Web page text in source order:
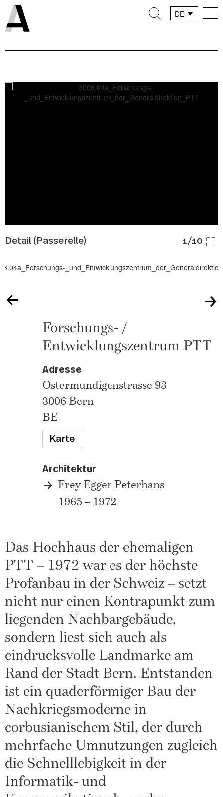
DE
Detail (Passerelle) 1/10
Forschungs- /
Entwicklungszentrum PTT
Adresse
Ostermundigenstrasse 93
3006 Bern
BE
Karte
Architektur
Frey Egger Peterhans
1965 – 1972
Das Hochhaus der ehemaligen
PTT – 1972 war es der höchste
Profanbau in der Schweiz – setzt
nicht nur einen Kontrapunkt zum
liegenden Nachbargebäude,
sondern liest sich auch als
eindrucksvolle Landmarke am
Rand der Stadt Bern. Entstanden
ist ein quaderförmiger Bau der
Nachkriegsmoderne in
corbusianischem Stil, der durch
mehrfache Umnutzungen zugleich
die Schnelllebigkeit in der
Informatik- und